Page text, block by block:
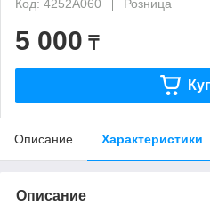
Код: 4252A060
Розница
5 000 ₸
Описание Характеристики
Описание